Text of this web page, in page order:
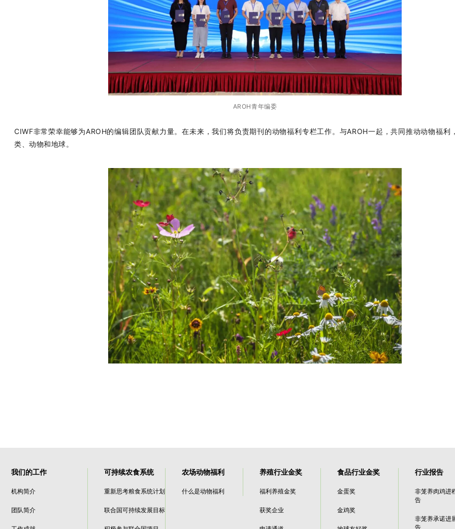
AROH青年编委
CIWF非常荣幸能够为AROH的编辑团队贡献力量。在未来，我们将负责期刊的动物福利专栏工作。与AROH一起，共同推动动物福利
类、动物和地球。
我们的工作
机构简介
团队简介
可持续农食系统
重新思考粮食系统计划
联合国可持续发展目标
农场动物福利
什么是动物福利
养殖行业金奖
福利养殖金奖
获奖企业
食品行业金奖
金蛋奖
金鸡奖
行业报告
非笼养肉鸡进
告
非笼养承诺进